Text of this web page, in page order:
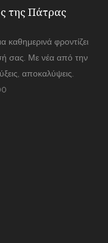
της Πάτρας
φροντίζει
σας. Με νέα από την
αποκαλύψεις.